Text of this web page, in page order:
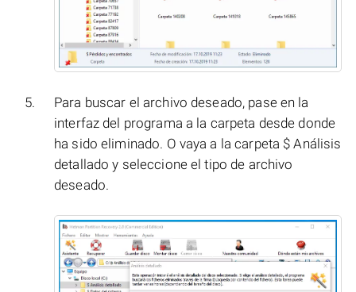
Para buscar el archivo deseado, pase en la
interfaz del programa a la carpeta desde donde
ha sido eliminado. O vaya a la carpeta $ Análisis
detallado y seleccione el tipo de archivo
deseado.